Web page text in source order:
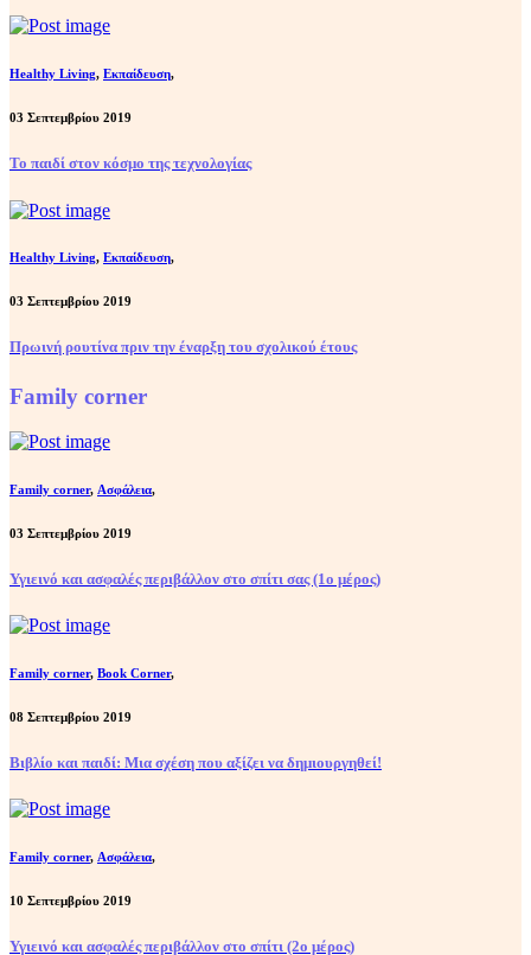
Healthy Living, Εκπαίδευση,
03 Σεπτεμβρίου 2019
Το παιδί στον κόσμο της τεχνολογίας
Healthy Living, Εκπαίδευση,
03 Σεπτεμβρίου 2019
Πρωινή ρουτίνα πριν την έναρξη του σχολικού έτους
Family corner
Family corner, Ασφάλεια,
03 Σεπτεμβρίου 2019
Υγιεινό και ασφαλές περιβάλλον στο σπίτι σας (1ο μέρος)
Family corner, Book Corner,
08 Σεπτεμβρίου 2019
Βιβλίο και παιδί: Μια σχέση που αξίζει να δημιουργηθεί!
Family corner, Ασφάλεια,
10 Σεπτεμβρίου 2019
Υγιεινό και ασφαλές περιβάλλον στο σπίτι (2ο μέρος)